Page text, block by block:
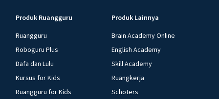
Produk Ruangguru
Ruangguru
Roboguru Plus
Dafa dan Lulu
Kursus for Kids
Ruangguru for Kids
Produk Lainnya
Brain Academy Online
English Academy
Skill Academy
Ruangkerja
Schoters